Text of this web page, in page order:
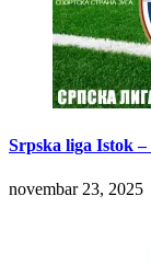
Srpska liga Istok
novembar 23, 2025